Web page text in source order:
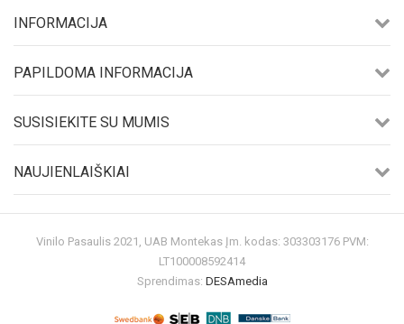
INFORMACIJA
PAPILDOMA INFORMACIJA
SUSISIEKITE SU MUMIS
NAUJIENLAIŠKIAI
Vinilo Pasaulis 2021, UAB Montekas Įm. kodas: 303303176 PVM:
LT100008592414
Sprendimas: DESAmedia